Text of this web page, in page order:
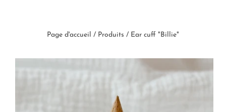
Page d'accueil / Produits / Ear cuff "Billie"